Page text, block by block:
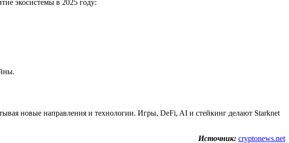
экосистемы в 2025 году:
новые направления и технологии. Игры, DeFi, AI и стейкинг делают Starknet
Источник: cryptonews.net